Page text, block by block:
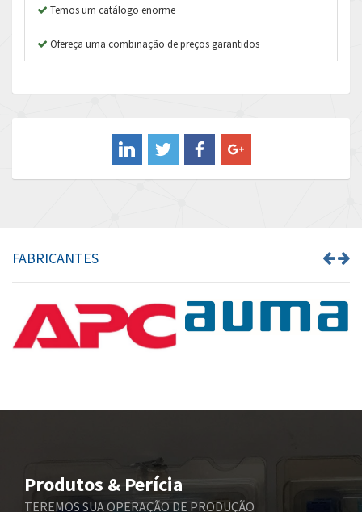
Aventics
B&R
Barber Colman
3,765
Baumuller
4,413
Beckhoff
4,278
Belling Lee
Temos um catálogo enorme
Ofereça uma combinação de preços garantidos
FABRICANTES
Produtos & Perícia
TEREMOS SUA OPERAÇÃO DE PRODUÇÃO